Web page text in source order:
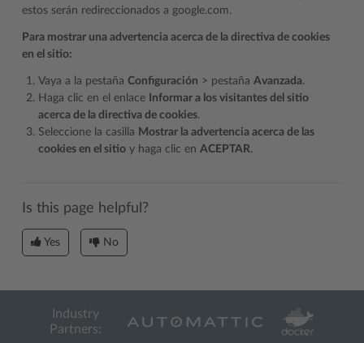
estos serán redireccionados a google.com.
Para mostrar una advertencia acerca de la directiva de cookies
en el sitio:
Vaya a la pestaña Configuración > pestaña Avanzada.
Haga clic en el enlace
Informar a los visitantes del sitio
acerca de la directiva de cookies.
Seleccione la casilla Mostrar la advertencia acerca de las
cookies en el sitio y haga clic en ACEPTAR.
Is this page helpful?
Yes No
Industry
Partners: